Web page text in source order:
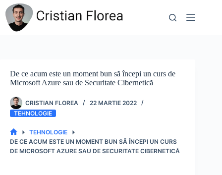
Sari
conținut
De ce acum este un moment bun să începi un curs de
Microsoft Azure sau de Securitate Cibernetică
CRISTIAN FLOREA
22 MARTIE 2022
TEHNOLOGIE
PRIMA
PAGINĂ
TEHNOLOGIE
DE CE ACUM ESTE UN MOMENT BUN SĂ ÎNCEPI UN CURS
DE MICROSOFT AZURE SAU DE SECURITATE CIBERNETICĂ